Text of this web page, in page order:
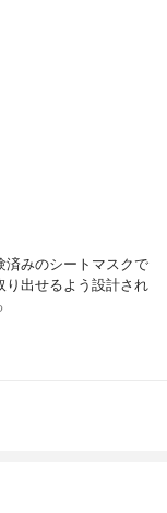
済みのシートマスクで
り出せるよう設計され